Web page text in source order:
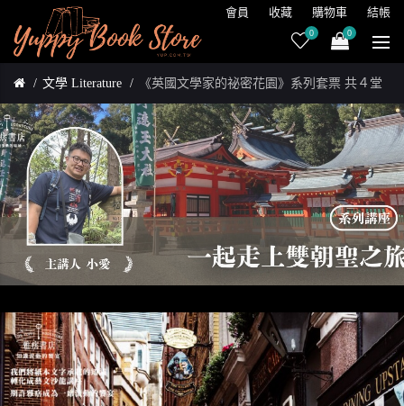
會員 收藏 購物車 結帳
0 0
文學 Literature 《英國文學家的祕密花園》系列套票 共４堂